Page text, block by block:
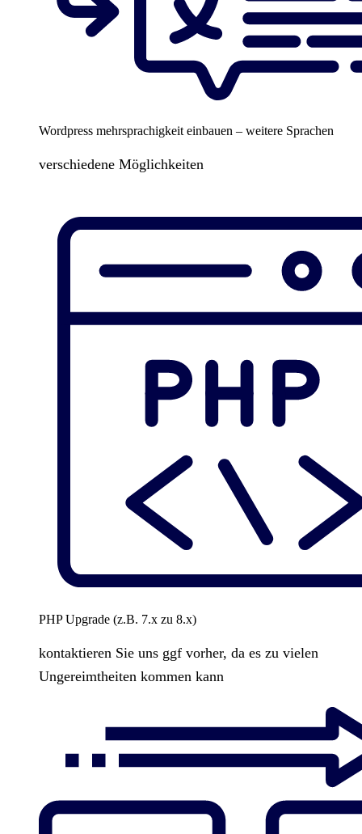
Wordpress mehrsprachigkeit einbauen – weitere Sprachen
verschiedene Möglichkeiten
PHP Upgrade (z.B. 7.x zu 8.x)
kontaktieren Sie uns ggf vorher, da es zu vielen
Ungereimtheiten kommen kann